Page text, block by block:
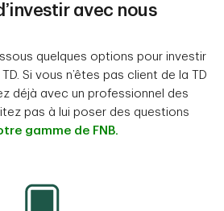
avec nous
quelques options pour investir
Si vous n’êtes pas client de la TD
déjà avec un professionnel des
pas à lui poser des questions
gamme de FNB.